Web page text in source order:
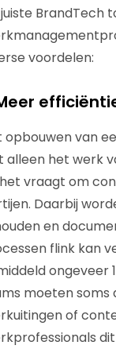
BrandTech
voordelen:
opbouwen van
alleen het werk
vraagt om
Daarbij
en
flink kan
ongeveer
moeten soms
of